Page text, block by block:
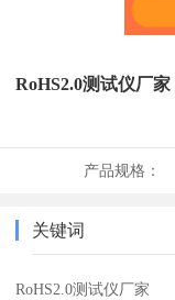
RoHS2.0测试仪厂
产品规格：
关键词
RoHS2.0测试仪厂家